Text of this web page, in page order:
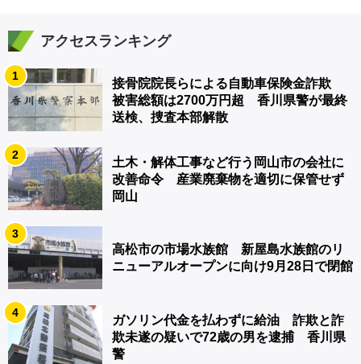
アクセスランキング
1
接骨院院長らによる自動車保険金詐欺
被害総額は2700万円超 香川県警が最終
送検、捜査本部解散
2
土木・解体工事など行う岡山市の会社に
改善命令 産業廃棄物を適切に保管せず
岡山
3
高松市の市場水族館 新屋島水族館のリ
ニューアルオープンに向け9月28日で閉館
4
ガソリン代金を払わずに給油 詐欺と詐
欺未遂の疑いで72歳の男を逮捕 香川県
警